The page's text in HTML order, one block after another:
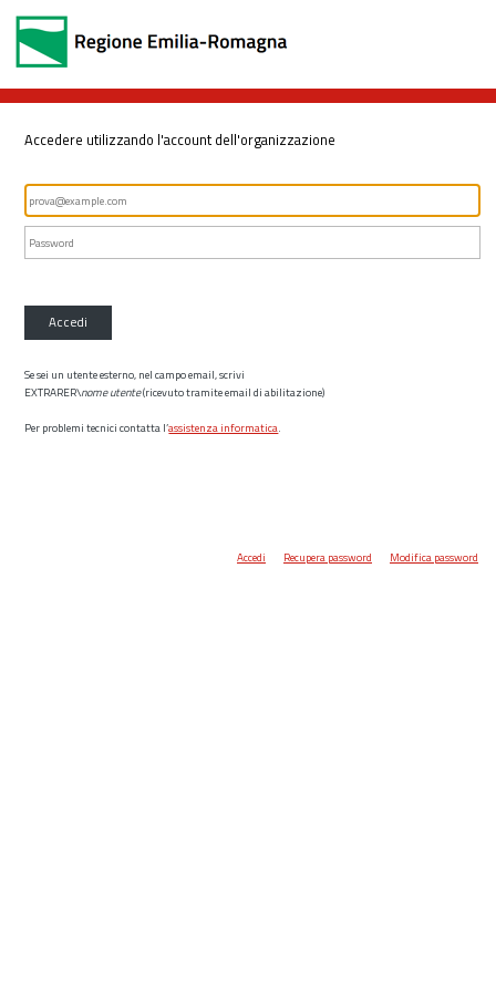
Accedere utilizzando l'account dell'organizzazione
Accedi
Se sei un utente esterno, nel campo email, scrivi
EXTRARER\nome utente(ricevuto tramite email di abilitazione)
Per problemi tecnici contatta l’assistenza informatica.
Accedi Recupera password Modifica password